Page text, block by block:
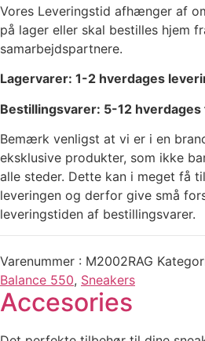
Vores Leveringstid afhænger af
på lager eller skal bestilles hjem
samarbejdspartnere.
Lagervarer: 1-2 hverdages
Bestillingsvarer: 5-12
Bemærk venligst at vi er i en
eksklusive produkter, som ikke
alle steder. Dette kan i meget få
leveringen og derfor give små
leveringstiden af bestillingsvarer.
Varenummer M2002RAG
Balance 550, Sneakers
Accesories